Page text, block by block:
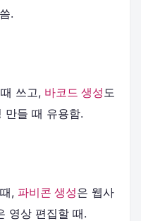
.
쓰고, 바코드 생성도
만들 때 유용함.
, 파비콘 생성은 웹사
영상 편집할 때.